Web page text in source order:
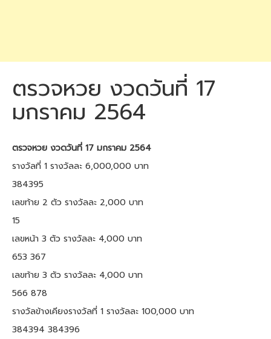
ตรวจหวย งวดวันที่ 17
มกราคม 2564
ตรวจหวย งวดวันที่ 17 มกราคม 2564
รางวัลที่ 1 รางวัลละ 6,000,000 บาท
384395
เลขท้าย 2 ตัว รางวัลละ 2,000 บาท
15
เลขหน้า 3 ตัว รางวัลละ 4,000 บาท
653 367
เลขท้าย 3 ตัว รางวัลละ 4,000 บาท
566 878
รางวัลข้างเคียงรางวัลที่ 1 รางวัลละ 100,000 บาท
384394 384396